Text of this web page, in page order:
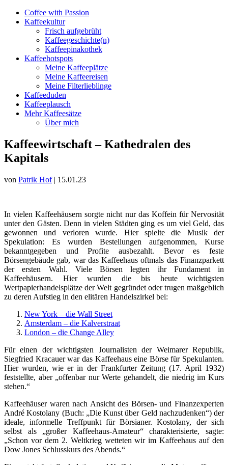
Coffee with Passion
Kaffeekultur
Frisch aufgebrüht
Kaffeegeschichte(n)
Kaffeepinakothek
Kaffeehotspots
Meine Kaffeeplätze
Meine Kaffeereisen
Meine Filterlieblinge
Kaffeeduden
Kaffeeplausch
Mehr Kaffeesätze
Über mich
Kaffeewirtschaft – Kathedralen des
Kapitals
von Patrik Hof| 15.01.23
In vielen Kaffeehäusern sorgte nicht nur das Koffein für Nervosität
unter den Gästen. Denn in vielen Städten ging es um viel Geld, das
gewonnen und verloren wurde. Hier spielte die Musik der
Spekulation: Es wurden Bestellungen aufgenommen, Kurse
bekanntgegeben und Profite ausbezahlt. Bevor es feste
Börsengebäude gab, war das Kaffeehaus oftmals das Finanzparkett
der ersten Wahl. Viele Börsen legten ihr Fundament in
Kaffeehäusern. Hier wurden die bis heute wichtigsten
Wertpapierhandelsplätze der Welt gegründet oder trugen maßgeblich
zu deren Aufstieg in den elitären Handelszirkel bei:
New York – die Wall Street
Amsterdam – die Kalverstraat
London – die Change Alley
Für einen der wichtigsten Journalisten der Weimarer Republik,
Siegfried Kracauer war das Kaffeehaus eine Börse für Spekulanten.
Hier wurden, wie er in der Frankfurter Zeitung (17. April 1932)
feststellte, aber „offenbar nur Werte gehandelt, die niedrig im Kurs
stehen.“
Kaffeehäuser waren nach Ansicht des Börsen- und Finanzexperten
André Kostolany (Buch: „Die Kunst über Geld nachzudenken“) der
ideale, informelle Treffpunkt für Börsianer. Kostolany, der sich
selbst als „großer Kaffeehaus-Amateur“ charakterisierte, sagte:
„Schon vor dem 2. Weltkrieg wetteten wir im Kaffeehaus auf den
Dow Jones Schlusskurs des Abends.“